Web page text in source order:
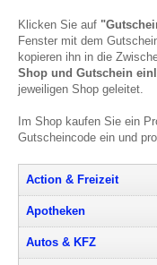
Klicken Sie auf
Fenster mit dem
kopieren ihn in die
Shop und Gutschein
jeweiligen Shop geleitet.
Im Shop kaufen Sie ein
Gutscheincode ein und
Action & Freizeit
Apotheken
Autos & KFZ